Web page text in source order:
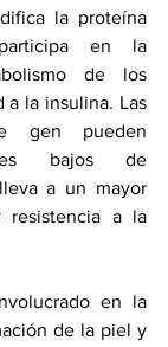
la proteína
en la
de los
a la insulina. Las
gen pueden
bajos de
a un mayor
resistencia a la
en la
de la piel y